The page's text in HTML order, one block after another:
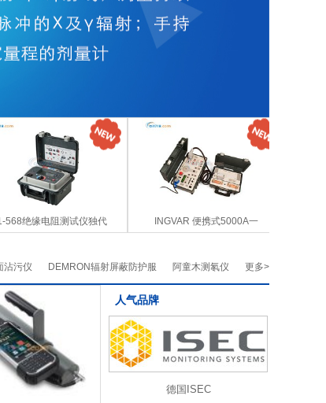
568绝缘电阻测试仪独代 INGVAR 便携式5000A一
更多>
阿童木测氡仪
DEMRON辐射屏蔽防护服
沾污仪
人气品牌
德国ISEC